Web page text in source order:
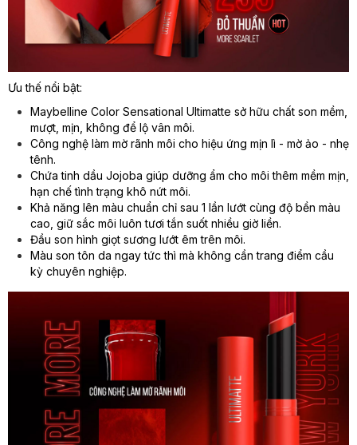
Ưu thế nổi bật:
Maybelline Color Sensational Ultimatte sở hữu chất son mềm,
mượt, mịn, không để lộ vân môi.
Công nghệ làm mờ rãnh môi cho hiệu ứng mịn lì - mờ ảo - nhẹ
tênh.
Chứa tinh dầu Jojoba giúp dưỡng ẩm cho môi thêm mềm mịn,
hạn chế tình trạng khô nứt môi.
Khả năng lên màu chuẩn chỉ sau 1 lần lướt cùng độ bền màu
cao, giữ sắc môi luôn tươi tắn suốt nhiều giờ liền.
Đầu son hình giọt sương lướt êm trên môi.
Màu son tôn da ngay tức thì mà không cần trang điểm cầu
kỳ chuyên nghiệp.